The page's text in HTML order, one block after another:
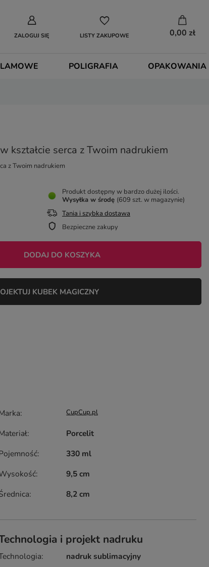
ZALOGUJ SIĘ LISTY ZAKUPOWE 0,00 zł
POLIGRAFIA OPAKOWANIA
kształcie serca z Twoim nadrukiem
z Twoim nadrukiem
DODAJ DO KOSZYKA
Produkt dostępny w bardzo dużej ilości
Wysyłka w środę (609 szt. w magazynie)
Tania i szybka dostawa
Bezpieczne zakupy
KUBEK MAGICZNY
CupCup.pl
Porcelit
330 ml
9,5 cm
8,2 cm
i projekt nadruku
nadruk sublimacyjny